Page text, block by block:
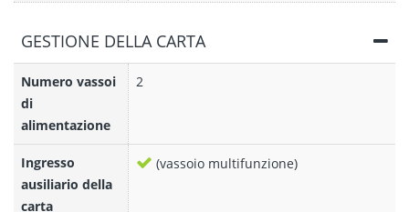
GESTIONE DELLA CARTA
Numero vassoi
di
alimentazione
2
Ingresso
ausiliario della
carta
(vassoio multifunzione)